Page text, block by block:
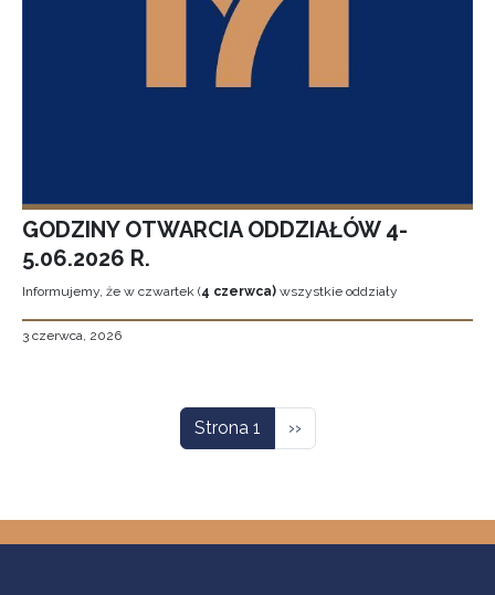
GODZINY OTWARCIA ODDZIAŁÓW 4-
5.06.2026 R.
Informujemy, że w czwartek (4 czerwca) wszystkie oddziały
3 czerwca, 2026
Strona 1 Następna strona
››